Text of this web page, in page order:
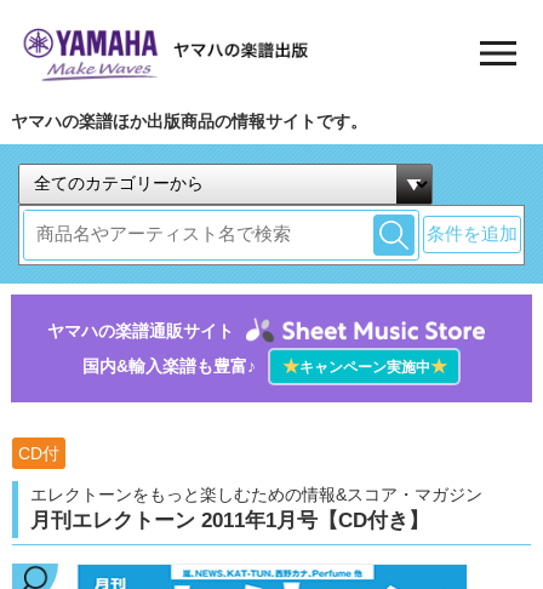
ヤマハの楽譜ほか出版商品の情報サイトです。
条件を追加
ヤマハの楽譜通販サイト
国内&輸入楽譜も豊富♪
★キャンペーン実施中★
CD付
エレクトーンをもっと楽しむための情報&スコア・マガジン
月刊エレクトーン 2011年1月号【CD付き】